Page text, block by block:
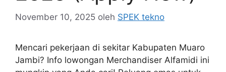
November 10, 2025 oleh SPEK tekno
Mencari pekerjaan di sekitar Kabupaten Muaro
Jambi? Info lowongan Merchandiser Alfamidi ini